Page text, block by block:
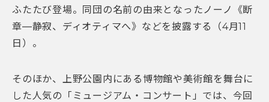
ふたたび登場。同団の名前の由来となったノーノ《断
章―静寂、ディオティマへ》などを披露する（4月11
日）。
そのほか、上野公園内にある博物館や美術館を舞台に
した人気の「ミュージアム・コンサート」では、今回